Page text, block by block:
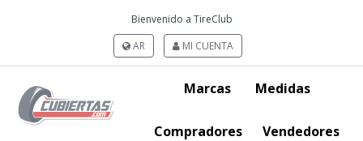
Bienvenido a TireClub
AR
MI CUENTA
Marcas Medidas
Compradores Vendedores